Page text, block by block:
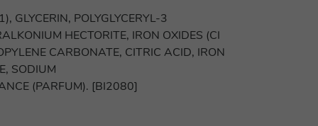
POLYGLYCERYL-3
HECTORITE, IRON OXIDES (CI
CARBONATE, CITRIC ACID, IRON
SODIUM
(PARFUM). [BI2080]